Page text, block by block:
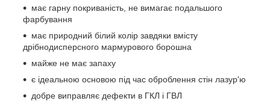
має гарну покриваність, не вимагає подальшого
фарбування
має природний білий колір завдяки вмісту
дрібнодисперсного мармурового борошна
майже не має запаху
є ідеальною основою під час оброблення стін лазур'ю
добре виправляє дефекти в ГКЛ і ГВЛ